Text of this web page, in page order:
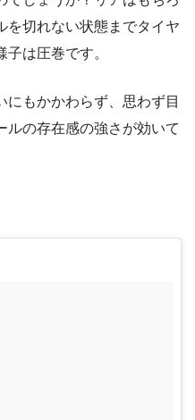
を切れない状態までタイヤ
は圧巻です。
もかかわらず、思わず目
ルの存在感の強さが効いて